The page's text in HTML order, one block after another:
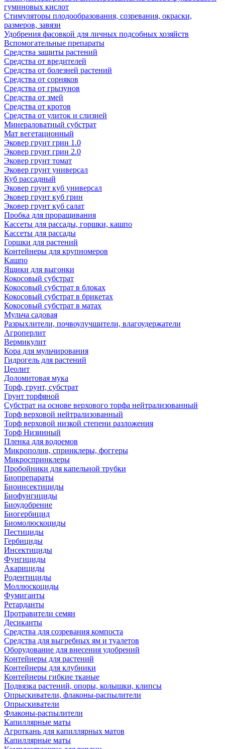
гуминовых кислот
Стимуляторы плодообразования, созревания, окраски,
размеров, завязи
Удобрения фасовкой для личных подсобных хозяйств
Вспомогательные препараты
Средства защиты растений
Средства от вредителей
Средства от болезней растений
Средства от сорняков
Средства от грызунов
Средства от змей
Средства от кротов
Средства от улиток и слизней
Минераловатный субстрат
Мат вегетационный
Эковер грунт грин 1.0
Эковер грунт грин 2.0
Эковер грунт томат
Эковер грунт универсал
Куб рассадный
Эковер грунт куб универсал
Эковер грунт куб грин
Эковер грунт куб салат
Пробка для проращивания
Кассеты для рассады, горшки, кашпо
Кассеты для рассады
Горшки для растений
Контейнеры для крупномеров
Кашпо
Ящики для выгонки
Кокосовый субстрат
Кокосовый субстрат в блоках
Кокосовый субстрат в брикетах
Кокосовый субстрат в матах
Мульча садовая
Разрыхлители, почвоулучшители, влагоудержатели
Агроперлит
Вермикулит
Кора для мульчирования
Гидрогель для растений
Цеолит
Доломитовая мука
Торф, грунт, субстрат
Грунт торфяной
Субстрат на основе верхового торфа нейтрализованный
Торф верховой нейтрализованный
Торф верховой низкой степени разложения
Торф Низинный
Пленка для водоемов
Микрополив, спринклеры, фоггеры
Микроспринклеры
Пробойники для капельной трубки
Биопрепараты
Биоинсектициды
Биофунгициды
Биоудобрение
Биогербицид
Биомолюскоциды
Пестициды
Гербициды
Инсектициды
Фунгициды
Акарициды
Родентициды
Моллюскоциды
Фумиганты
Ретарданты
Протравители семян
Десиканты
Средства для созревания компоста
Средства для выгребных ям и туалетов
Оборудование для внесения удобрений
Контейнеры для растений
Контейнеры для клубники
Контейнеры гибкие тканые
Подвязка растений, опоры, колышки, клипсы
Опрыскиватели, флаконы-распылители
Опрыскиватели
Флаконы-распылители
Капиллярные маты
Агроткань для капиллярных матов
Капиллярные маты